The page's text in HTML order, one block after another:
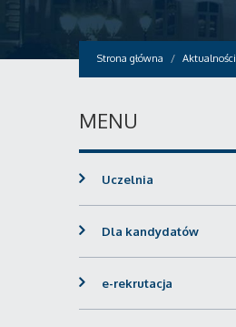
Strona główna Aktualności
MENU
Uczelnia
Dla kandydatów
e-rekrutacja